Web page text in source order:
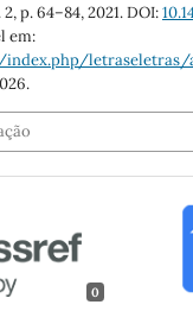
p. 64–84, 2021. DOI:
em:
index.php/
0